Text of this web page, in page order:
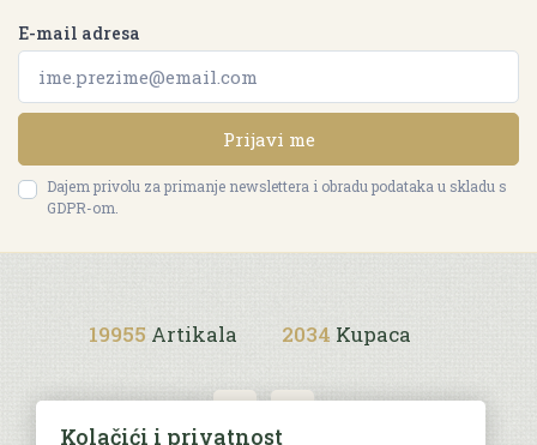
E-mail adresa
Prijavi me
Dajem privolu za primanje newslettera i obradu podataka u skladu s
GDPR-om.
19955 Artikala 2034 Kupaca
Kolačići i privatnost